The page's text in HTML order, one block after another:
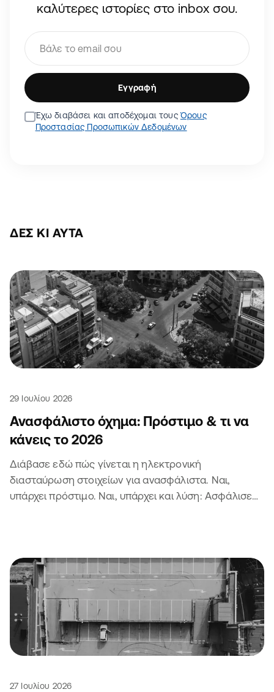
καλύτερες ιστορίες στο inbox σου.
Εγγραφή
Έχω διαβάσει και αποδέχομαι τουςΌρους
Προστασίας Προσωπικών Δεδομένων
ΔΕΣ ΚΙ ΑΥΤΆ
29 Ιουλίου 2026
Ανασφάλιστο όχημα: Πρόστιμο & τι να
κάνεις το 2026
Διάβασε εδώ πώς γίνεται η ηλεκτρονική
διασταύρωση στοιχείων για ανασφάλιστα. Ναι,
υπάρχει πρόστιμο. Ναι, υπάρχει και λύση: Ασφάλισε
27 Ιουλίου 2026